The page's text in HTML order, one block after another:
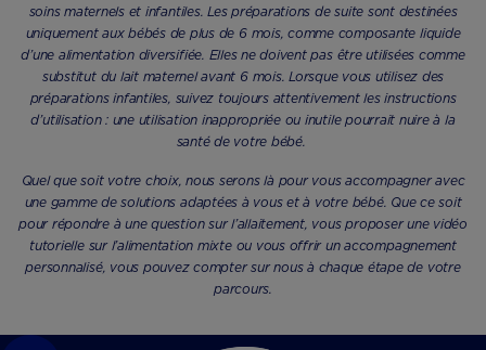
soins maternels et infantiles. Les préparations de suite sont destinées
uniquement aux bébés de plus de 6 mois, comme composante liquide
d’une alimentation diversifiée. Elles ne doivent pas être utilisées comme
substitut du lait maternel avant 6 mois. Lorsque vous utilisez des
préparations infantiles, suivez toujours attentivement les instructions
d’utilisation : une utilisation inappropriée ou inutile pourrait nuire à la
santé de votre bébé.
Quel que soit votre choix, nous serons là pour vous accompagner avec
une gamme de solutions adaptées à vous et à votre bébé. Que ce soit
pour répondre à une question sur l’allaitement, vous proposer une vidéo
tutorielle sur l’alimentation mixte ou vous offrir un accompagnement
personnalisé, vous pouvez compter sur nous à chaque étape de votre
parcours.